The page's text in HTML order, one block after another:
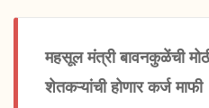
महसूल मंत्री बावनकुळेंची
शेतकऱ्यांची होणार कर्ज माफी